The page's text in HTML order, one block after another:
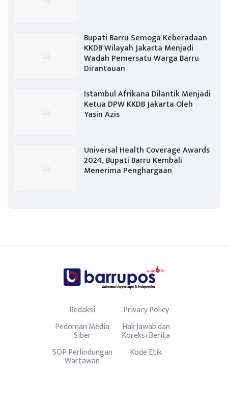
Bupati Barru Semoga Keberadaan
KKDB Wilayah Jakarta Menjadi
Wadah Pemersatu Warga Barru
Dirantauan
Istambul Afrikana Dilantik Menjadi
Ketua DPW KKDB Jakarta Oleh
Yasin Azis
Universal Health Coverage Awards
2024, Bupati Barru Kembali
Menerima Penghargaan
Redaksi
Privacy Policy
Pedoman Media
Siber
Hak Jawab dan
Koreksi Berita
SOP Perlindungan
Wartawan
Kode Etik